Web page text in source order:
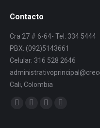
Contacto
Cra 27 # 6-64- Tel: 334 5444
PBX: (092)5143661
Celular: 316 528 2646
Cali, Colombia
Find us on: